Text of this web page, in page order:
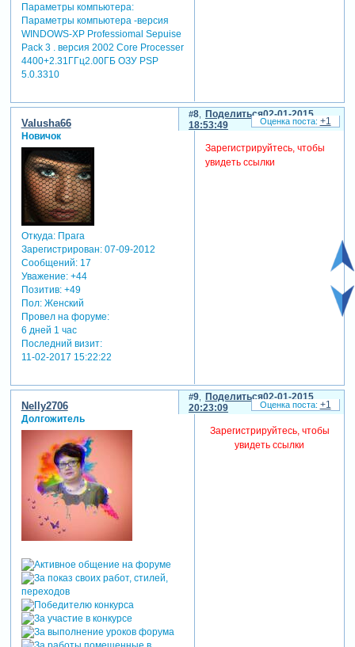
Параметры компьютера:
Параметры компьютера -версия
WINDOWS-XP Professiomal Sepuise
Pack 3 . версия 2002 Core Processer
4400+2.31ГГц2.00ГБ ОЗУ PSP
5.0.3310
Поделиться
8
02-01-2015
18:53:49
Valusha66
Новичок
Откуда:Прага
Зарегистрирован: 07-09-2012
Сообщений:17
Уважение: +44
Позитив: +49
Пол:Женский
Провел на форуме:
6 дней 1 час
Последний визит:
11-02-2017 15:22:22
Зарегистрируйтесь, чтобы
увидеть ссылки
+1
Поделиться
9
02-01-2015
20:23:09
Nelly2706
Долгожитель
Зарегистрируйтесь, чтобы
увидеть ссылки
+1